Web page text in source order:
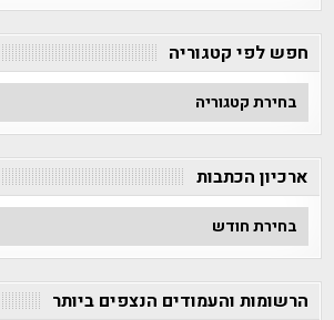
חפש לפי קטגוריה
חפש
לפי
ארכיון הכתבות
ארכיון
הכתבות
הרשומות והעמודים הנצפים ביותר